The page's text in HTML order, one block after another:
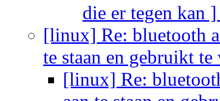
die er tegen kan
[linux] Re: bluetooth
te staan en gebruikt
[linux] Re: